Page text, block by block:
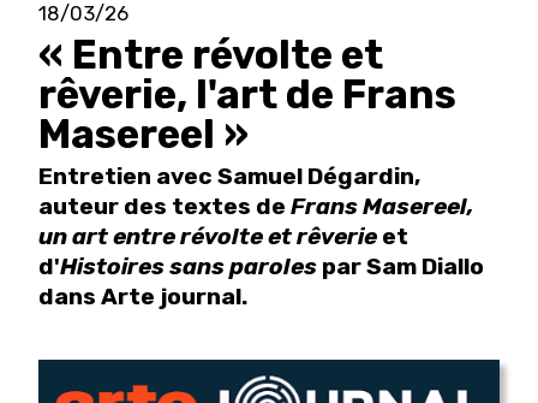
contenu
principal
18/03/26
« Entre révolte et
rêverie, l'art de Frans
Masereel »
Entretien avec Samuel Dégardin,
auteur des textes de Frans Masereel,
un art entre révolte et rêverie et
d'Histoires sans paroles par Sam Diallo
dans Arte journal.